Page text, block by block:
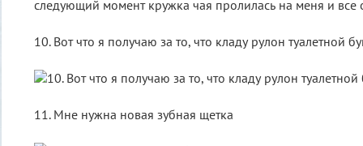
10. Вот что я получаю за то, что кладу рулон туалетной
11. Мне нужна новая зубная щетка